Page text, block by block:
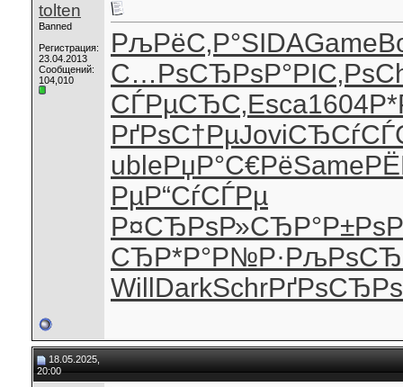
tolten
Banned
Регистрация:
23.04.2013
Сообщений:
104,010
РљРёС‚Р°SIDAGame
С…РѕСЂРѕР°РІС‚Рѕ
СЃРµСЂС‚Esca1604
РґРѕС†РµJovi
ubleРџР°С€РёSame
РµР“СѓСЃРµ
Р¤СЂРѕР»СЂР°Р±Рѕ
СЂР*Р°Р№Р·
Will DarkSchrРґРѕСЂРѕ
18.05.2025,
20:00